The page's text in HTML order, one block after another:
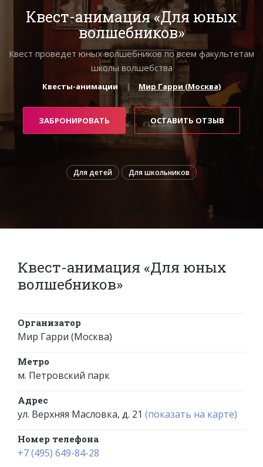
Квест-анимация «Для юных
волшебников»
Квест проведет юных волшебников по всем факультетам
школы волшебства
Квесты-анимации Мир Гарри (Москва)
ЗАБРОНИРОВАТЬ ОСТАВИТЬ ОТЗЫВ
Для детей Для школьников
Квест-анимация «Для юных
волшебников»
Организатор
Мир Гарри (Москва)
Метро
м. Петровский парк
Адрес
ул. Верхняя Масловка, д. 21 (показать на карте)
Номер телефона
+7 (495) 649-84-28